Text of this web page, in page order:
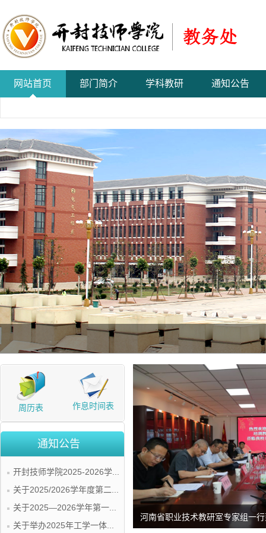
网站首页 部门简介 学科教研 通知公告
周历表 作息时间表
通知公告
开封技师学院2025-2026学...
关于2025/2026学年度第二...
关于2025—2026学年第一...
关于举办2025年工学一体...
河南省职业技术教研室专家组一